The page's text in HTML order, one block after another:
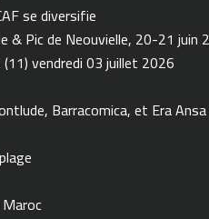
se diversifie
& Pic de Neouvielle, 20-21 juin
vendredi 03 juillet 2026
Barracomica, et Era